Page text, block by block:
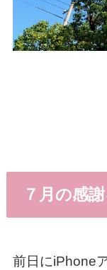
７月の感
前日にiPhone